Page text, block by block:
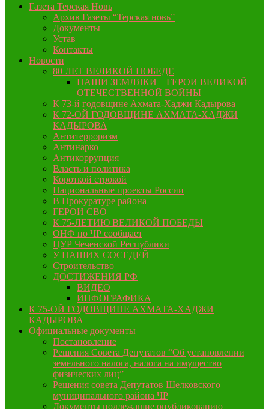
Газета Терская Новь
Архив Газеты “Терская новь”
Документы
Устав
Контакты
Новости
80 ЛЕТ ВЕЛИКОЙ ПОБЕДЕ
НАШИ ЗЕМЛЯКИ – ГЕРОИ ВЕЛИКОЙ
ОТЕЧЕСТВЕННОЙ ВОЙНЫ
К 73-й годовщине Ахмата-Хаджи Кадырова
К 72-ОЙ ГОДОВЩИНЕ АХМАТА-ХАДЖИ
КАДЫРОВА
Антитерроризм
Антинарко
Антикоррупция
Власть и политика
Короткой строкой
Национальные проекты России
В Прокуратуре района
ГЕРОИ СВО
К 75-ЛЕТИЮ ВЕЛИКОЙ ПОБЕДЫ
ОНФ по ЧР сообщает
ЦУР Чеченской Республики
У НАШИХ СОСЕДЕЙ
Строительство
ДОСТИЖЕНИЯ РФ
ВИДЕО
ИНФОГРАФИКА
К 75-ОЙ ГОДОВЩИНЕ АХМАТА-ХАДЖИ
КАДЫРОВА
Официальные документы
Постановление
Решения Совета Депутатов “Об установлении
земельного налога, налога на имущество
физических лиц”
Решения совета Депутатов Шелковского
муниципального района ЧР
Документы подлежащие опубликованию